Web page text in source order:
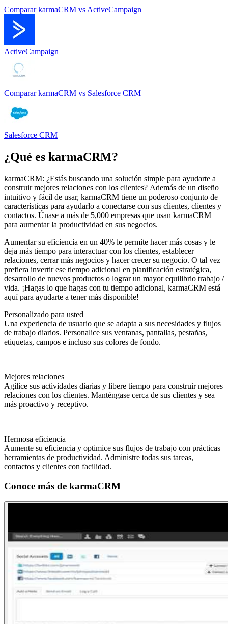
Comparar karmaCRM vs ActiveCampaign
ActiveCampaign
Comparar karmaCRM vs Salesforce CRM
Salesforce CRM
¿Qué es karmaCRM?
karmaCRM: ¿Estás buscando una solución simple para ayudarte a
construir mejores relaciones con los clientes? Además de un diseño
intuitivo y fácil de usar, karmaCRM tiene un poderoso conjunto de
características para ayudarlo a conectarse con sus clientes, clientes y
contactos. Únase a más de 5,000 empresas que usan karmaCRM
para aumentar la productividad en sus negocios.
Aumentar su eficiencia en un 40% le permite hacer más cosas y le
deja más tiempo para interactuar con los clientes, establecer
relaciones, cerrar más negocios y hacer crecer su negocio. O tal vez
prefiera invertir ese tiempo adicional en planificación estratégica,
desarrollo de nuevos productos o lograr un mayor equilibrio trabajo /
vida. ¡Hagas lo que hagas con tu tiempo adicional, karmaCRM está
aquí para ayudarte a tener más disponible!
Personalizado para usted
Una experiencia de usuario que se adapta a sus necesidades y flujos
de trabajo diarios. Personalice sus ventanas, pantallas, pestañas,
etiquetas, campos e incluso sus colores de fondo.
Mejores relaciones
Agilice sus actividades diarias y libere tiempo para construir mejores
relaciones con los clientes. Manténgase cerca de sus clientes y sea
más proactivo y receptivo.
Hermosa eficiencia
Aumente su eficiencia y optimice sus flujos de trabajo con prácticas
herramientas de productividad. Administre todas sus tareas,
contactos y clientes con facilidad.
Conoce más de karmaCRM